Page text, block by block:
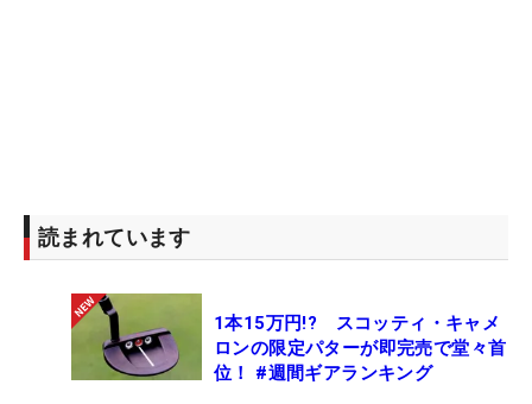
読まれています
1本15万円!? スコッティ・キャメ
ロンの限定パターが即完売で堂々首
位！ #週間ギアランキング